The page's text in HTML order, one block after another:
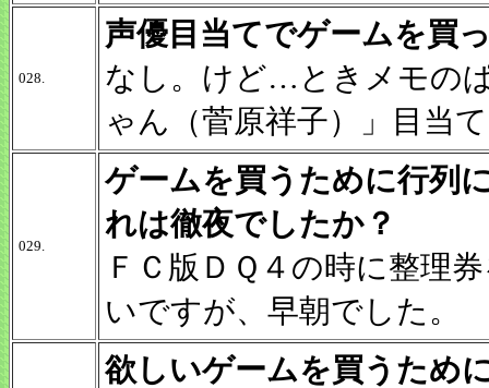
028.
声優目当てでゲームを買
なし。けど…ときメモの
ゃん（菅原祥子）」目当
029.
ゲームを買うために行列
れは徹夜でしたか？
ＦＣ版ＤＱ４の時に整理
いですが、早朝でした。
欲しいゲームを買うため